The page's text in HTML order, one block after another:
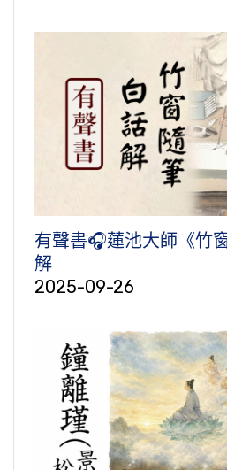
有聲書🎧蓮池大師《竹
解
2025-09-26